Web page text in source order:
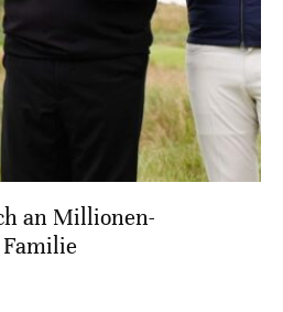
an Millionen-